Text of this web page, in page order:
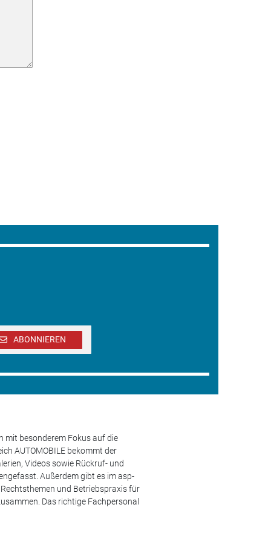
ABONNIEREN
mit besonderem Fokus auf die
AUTOMOBILE bekommt der
Videos sowie Rückruf- und
Außerdem gibt es im asp-
und Betriebspraxis für
Das richtige Fachpersonal